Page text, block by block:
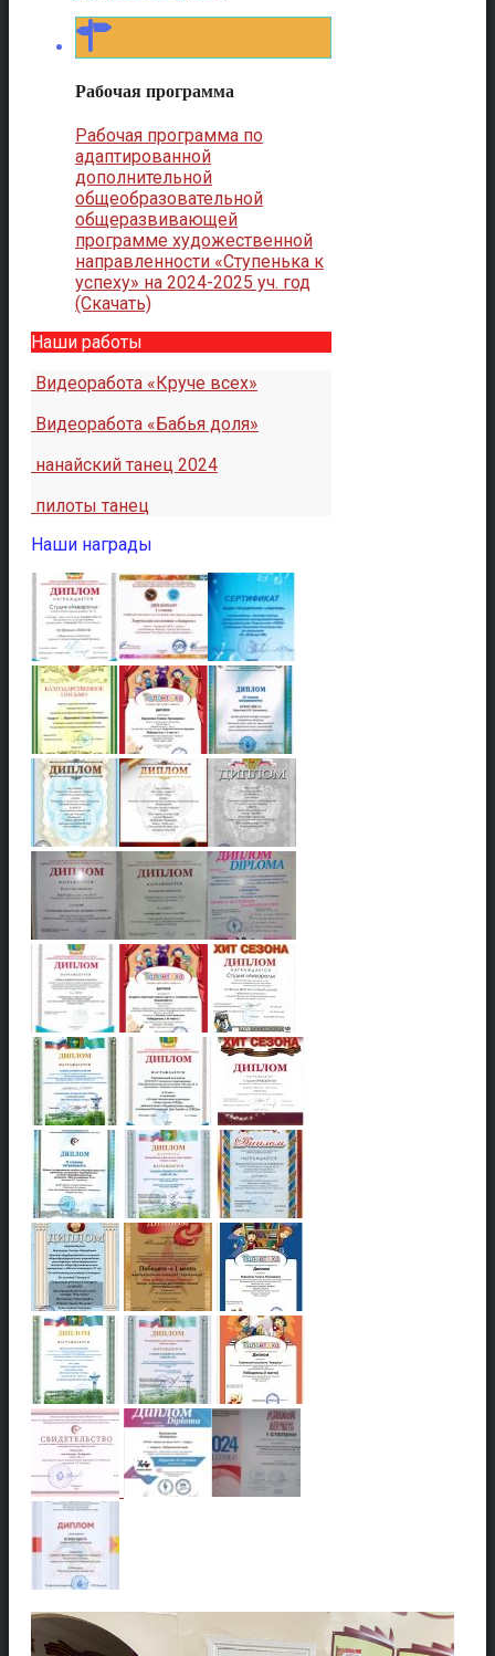
Рабочая программа
Рабочая программа по
адаптированной
дополнительной
общеобразовательной
общеразвивающей
программе художественной
направленности «Ступенька к
успеху» на 2024-2025 уч. год
(Скачать)
Наши работы
Видеоработа «Круче всех»
Видеоработа «Бабья доля»
нанайский танец 2024
пилоты танец
Наши награды